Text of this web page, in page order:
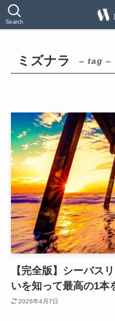
Search
ミズナラ – tag –
【完全版】シーバス
いを知って最高の1本
2026年4月7日